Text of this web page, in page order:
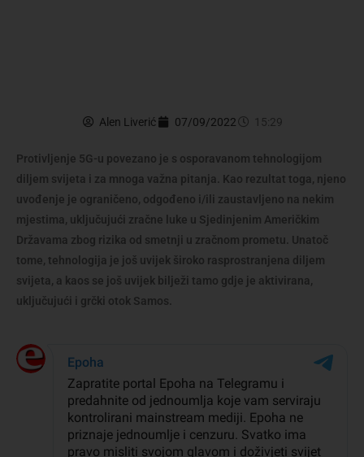
Alen Liverić 07/09/2022 15:29
Protivljenje 5G-u povezano je s osporavanom tehnologijom
diljem svijeta i za mnoga važna pitanja. Kao rezultat toga, njeno
uvođenje je ograničeno, odgođeno i/ili zaustavljeno na nekim
mjestima, uključujući zračne luke u Sjedinjenim Američkim
Državama zbog rizika od smetnji u zračnom prometu. Unatoč
tome, tehnologija je još uvijek široko rasprostranjena diljem
svijeta, a kaos se još uvijek bilježi tamo gdje je aktivirana,
uključujući i grčki otok Samos.